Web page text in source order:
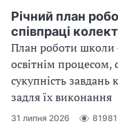
Річний план
співпраці
План роботи школи
освітнім процесом,
сукупність завдань
задля їх виконання
31 липня 2026 81981